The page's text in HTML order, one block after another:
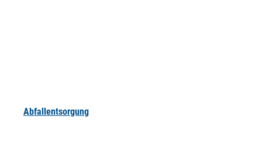
Abfallentsorgung